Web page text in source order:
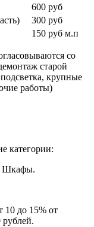
600 руб
300 руб
150 руб м.п
со
старой
крупные
работы)
категории:
Шкафы.
10 до 15% от